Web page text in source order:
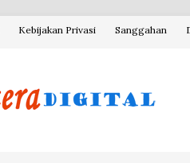
Kebijakan Privasi Sanggahan